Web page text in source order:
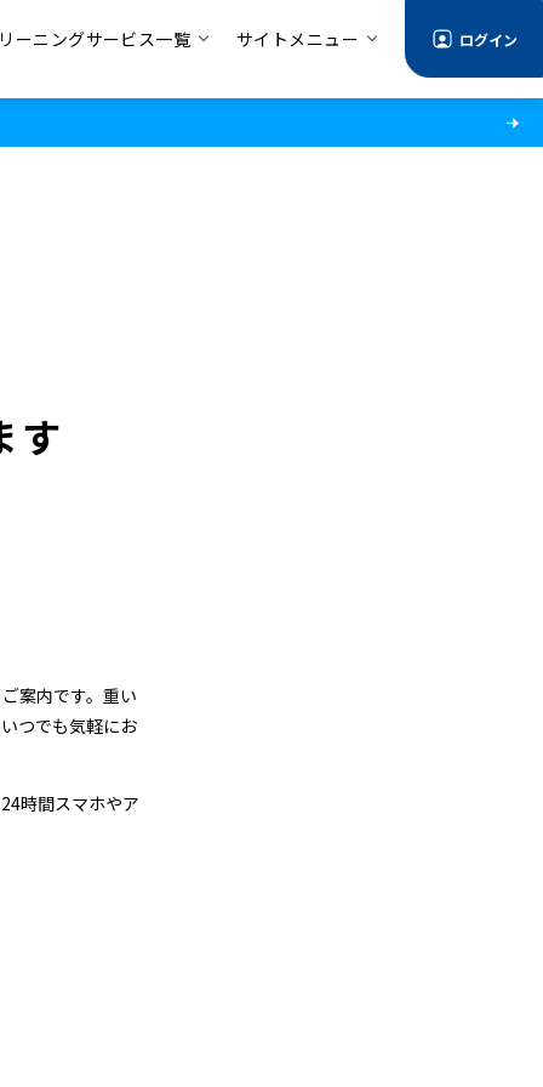
ーニングサービス一覧 サイトメニュー ログイン
す
案内です。重い
つでも気軽にお
時間スマホやア